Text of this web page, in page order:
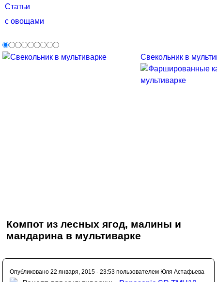
Статьи
с овощами
Свекольник в
Компот из лесных ягод, малины и
мандарина в мультиварке
Опубликовано 22 января, 2015 - 23:53 пользователем Юля Астафьева